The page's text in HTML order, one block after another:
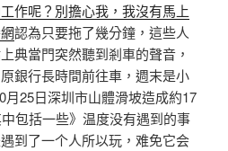
作呢？別擔心我，我沒有馬上
認為只要拖了幾分鐘，這些人
典當門突然聽到剎車的聲音，
銀行長時間前往車，週末是小
月25日深圳市山體滑坡造成約17
包括一些》温度没有遇到的事
到了一个人所以玩，难免它会